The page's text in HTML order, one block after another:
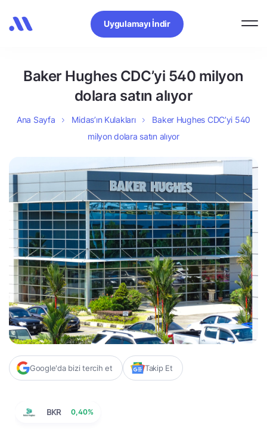
Uygulamayı İndir
Baker Hughes CDC’yi 540 milyon
dolara satın alıyor
Ana Sayfa Midas’ın Kulakları
Baker Hughes CDC’yi 540
milyon dolara satın alıyor
Google'da bizi tercih et Takip Et
BKR 0,40%